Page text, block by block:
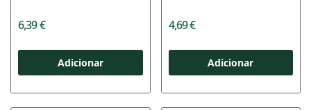
6,39 €
Adicionar
4,69 €
Adicionar